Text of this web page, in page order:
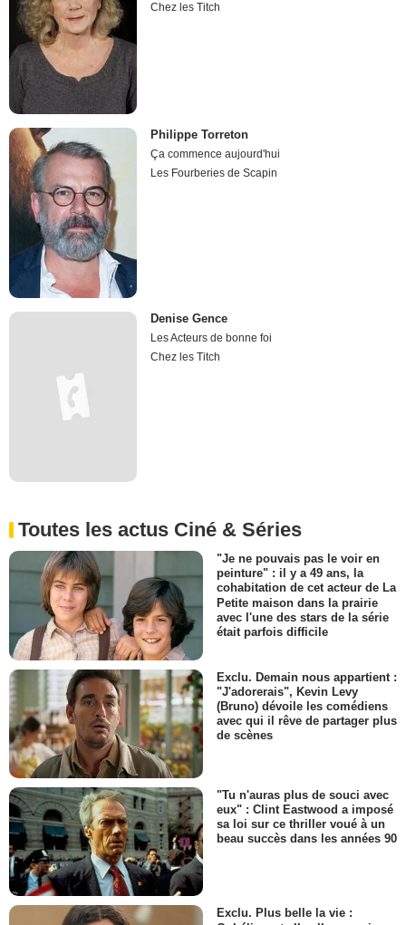
Chez les Titch
Philippe Torreton
Ça commence aujourd'hui
Les Fourberies de Scapin
Denise Gence
Les Acteurs de bonne foi
Chez les Titch
Toutes les actus Ciné & Séries
"Je ne pouvais pas le voir en
peinture" : il y a 49 ans, la
cohabitation de cet acteur de La
Petite maison dans la prairie
avec l'une des stars de la série
était parfois difficile
Exclu. Demain nous appartient :
"J'adorerais", Kevin Levy
(Bruno) dévoile les comédiens
avec qui il rêve de partager plus
de scènes
"Tu n'auras plus de souci avec
eux" : Clint Eastwood a imposé
sa loi sur ce thriller voué à un
beau succès dans les années 90
Exclu. Plus belle la vie :